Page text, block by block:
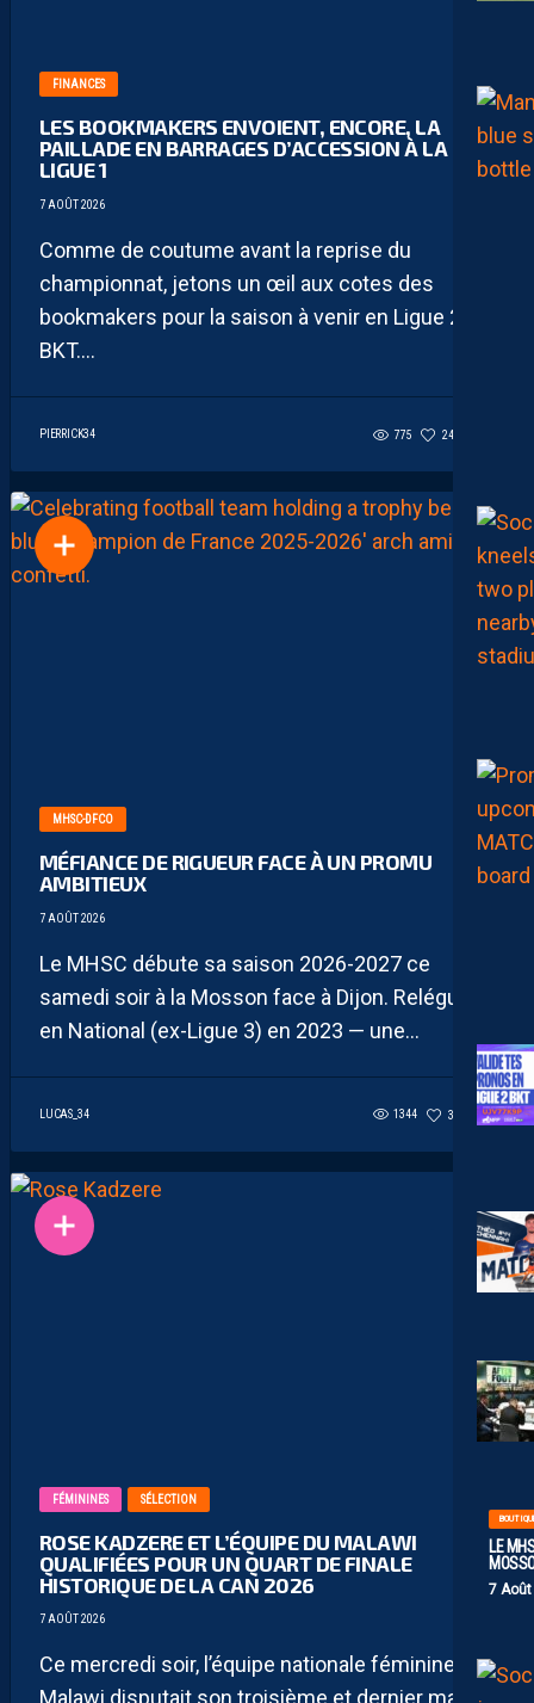
LE
7
FINANCES
LES BOOKMAKERS ENVOIENT, ENCORE, LA
PAILLADE EN BARRAGES D’ACCESSION À LA
LIGUE 1
7 AOÛT 2026
Comme de coutume avant la reprise du
championnat, jetons un œil aux cotes des
bookmakers pour la saison à venir en Ligue 2
BKT....
PIERRICK34 775 24
MHSC-DFCO
MÉFIANCE DE RIGUEUR FACE À UN PROMU
AMBITIEUX
7 AOÛT 2026
Le MHSC débute sa saison 2026-2027 ce
samedi soir à la Mosson face à Dijon. Relégués
en National (ex-Ligue 3) en 2023 — une...
LUCAS_34 1344 39 7
FÉMININES SÉLECTION
ROSE KADZERE ET L’ÉQUIPE DU MALAWI
QUALIFIÉES POUR UN QUART DE FINALE
HISTORIQUE DE LA CAN 2026
7 AOÛT 2026
Ce mercredi soir, l’équipe nationale féminine du
Malawi disputait son troisième et dernier match